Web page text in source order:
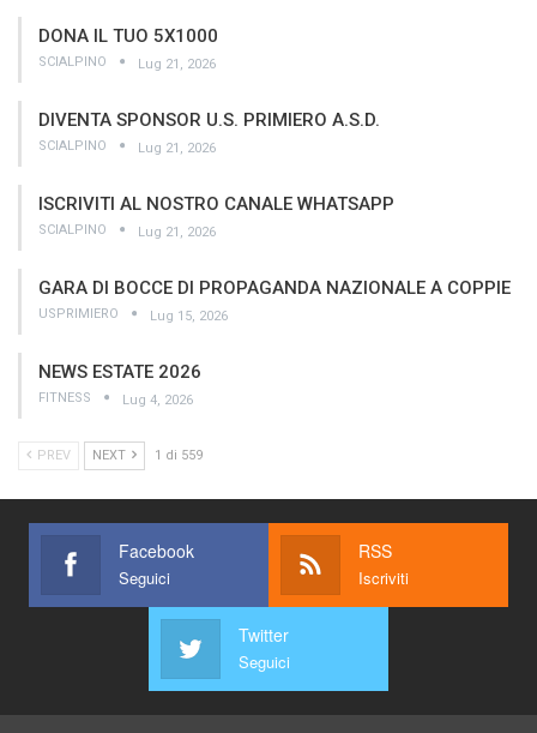
DONA IL TUO 5X1000
SCIALPINO Lug 21, 2026
DIVENTA SPONSOR U.S. PRIMIERO A.S.D.
SCIALPINO Lug 21, 2026
ISCRIVITI AL NOSTRO CANALE WHATSAPP
SCIALPINO Lug 21, 2026
GARA DI BOCCE DI PROPAGANDA NAZIONALE A COPPIE
USPRIMIERO Lug 15, 2026
NEWS ESTATE 2026
FITNESS Lug 4, 2026
PREV NEXT 1 di 559
Facebook
Seguici
RSS
Iscriviti
Twitter
Seguici